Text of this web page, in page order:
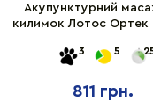
Акупунктурний
килимок Лотос Ортек
3 5
811 грн.